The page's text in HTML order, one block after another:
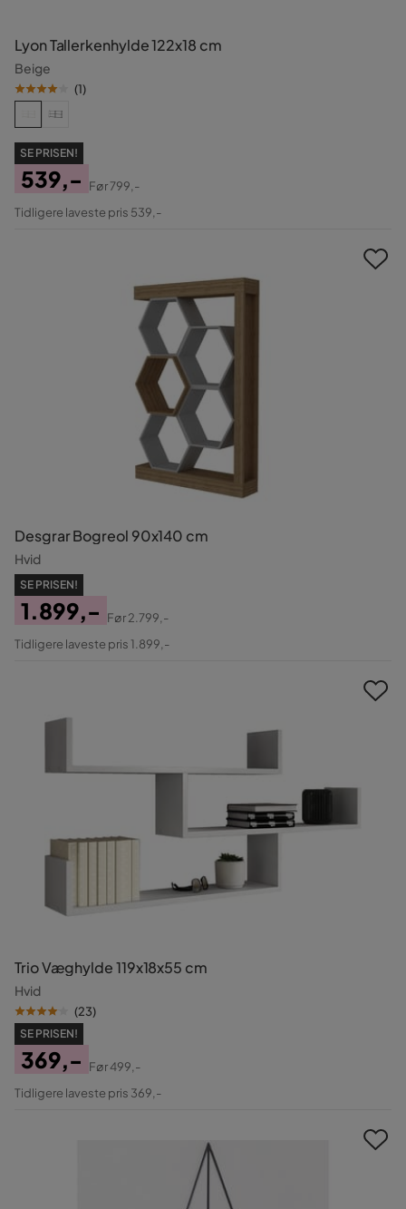
Lyon Tallerkenhylde 122x18 cm
Beige
(1)
SE PRISEN!
Pris
539,-
Original
Før799,-
Tidligere laveste pris 539,-
Desgrar Bogreol 90x140 cm
Hvid
SE PRISEN!
Pris
1.899,-
Original
Før2.799,-
Tidligere laveste pris 1.899,-
Trio Væghylde 119x18x55 cm
Hvid
(23)
SE PRISEN!
Pris
369,-
Original
Før499,-
Tidligere laveste pris 369,-